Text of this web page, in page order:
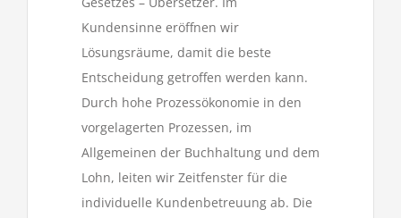
Kundensinne eröffnen wir
Lösungsräume, damit die beste
Entscheidung getroffen werden kann.
Durch hohe Prozessökonomie in den
vorgelagerten Prozessen, im
Allgemeinen der Buchhaltung und dem
Lohn, leiten wir Zeitfenster für die
individuelle Kundenbetreuung ab. Die